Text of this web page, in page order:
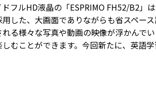
フルHD液晶の「ESPRIMO FH52/B2」
した、大画面でありながらも省スペー
れる様々な写真や動画の映像が浮かんで
むことができます。今回新たに、英語